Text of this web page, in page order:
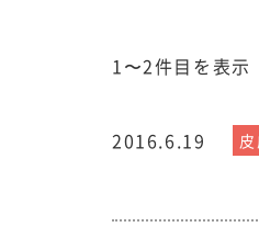
1〜2件目を表示
2016.6.19